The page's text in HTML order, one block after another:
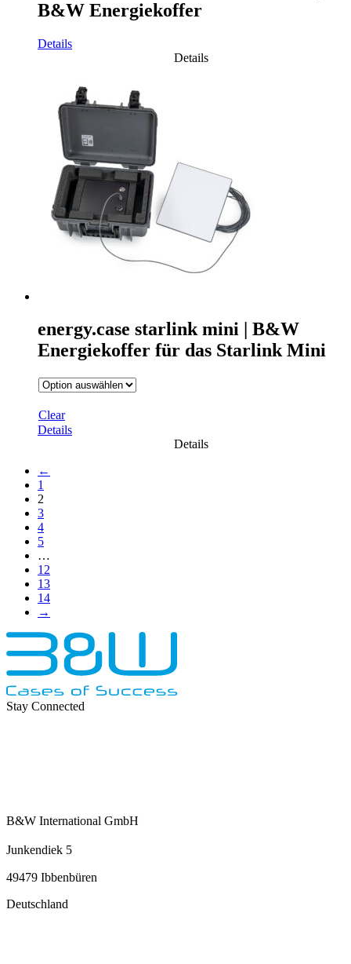
B&W Energiekoffer
Details
Details
energy.case starlink mini | B&W
Energiekoffer für das Starlink Mini
Clear
Details
Details
←
1
2
3
4
5
…
12
13
14
→
Stay Connected
B&W International GmbH
Junkendiek 5
49479 Ibbenbüren
Deutschland